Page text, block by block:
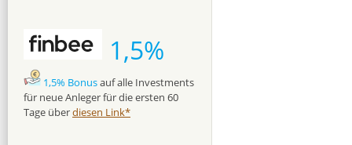
1,5%
1,5% Bonusauf alle Investments
für neue Anleger für die ersten 60
Tage überdiesen Link*